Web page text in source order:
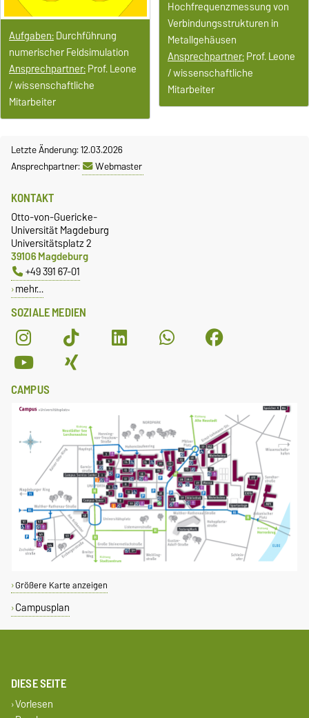
Hochfrequenzmessung von
Verbindungsstrukturen in
Metallgehäusen
Ansprechpartner:Prof. Leone
/ wissenschaftliche
Mitarbeiter
Aufgaben:Durchführung
numerischer Feldsimulation
Ansprechpartner:Prof. Leone
/ wissenschaftliche
Mitarbeiter
Letzte Änderung: 12.03.2026
Ansprechpartner:
Webmaster
SOZIALE MEDIEN
KONTAKT
Otto-von-Guericke-
Universität Magdeburg
Universitätsplatz 2
39106 Magdeburg
+49 391 67-01
mehr…
CAMPUS
Größere Karte anzeigen
Campusplan
DIESE SEITE
Vorlesen